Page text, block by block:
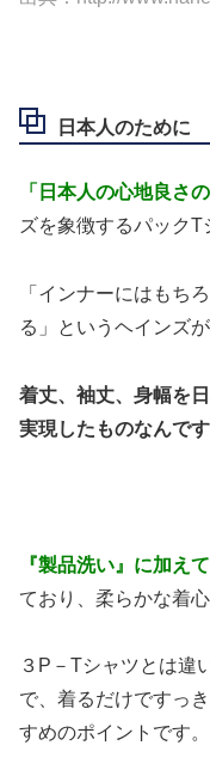
日本人のために
「日本人の心地良さ
ズを象徴するパックT
「インナーにはもち
る」というヘインズ
着丈、袖丈、身幅を
実現したものなんです
『製品洗い』に加え
ており、柔らかな着
３P－Tシャツとは違
で、着るだけですっ
すめのポイントです。